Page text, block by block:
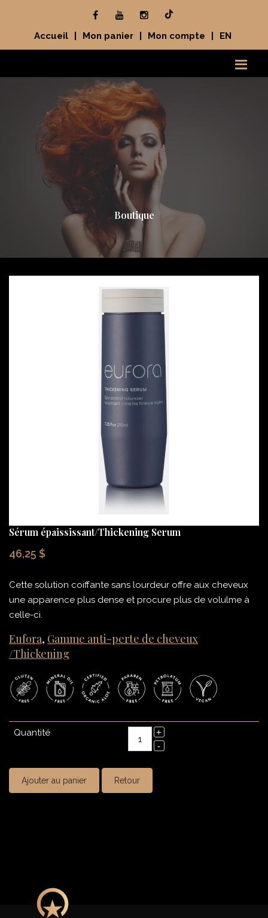
Accueil Mon panier Mon compte EN
Boutique
Sérum épaississant/Thickening Serum
46,25 $
Cette solution coiffante sans lourdeur offre aux cheveux
une apparence plus dense et procure plus de volulme à
celle-ci.
Eufora, Gamme anti-perte de cheveux
/Thickening
Quantité
Ajouter au panier Retour